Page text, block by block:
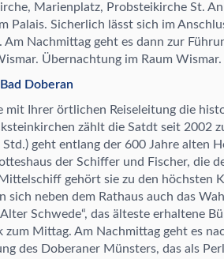
Marienplatz, Probsteikirche St.
Palais. Sicherlich l ässt sich im
Am Nachmittag geht es dann zur Fü
Übernachtung im Raum Wismar.
Doberan
mit Ihrer örtlichen Reiseleitung die
zählt die Satdt seit 2002
Std.) geht entlang der 600 Jahre alten
der Schiffer und Fischer, die
gehört sie zu den höchsten
sich neben dem Rathaus auch das
Schwede“, das ä lteste erhaltene Bü
zum Mittag. Am Nachmittag geht es
des Doberaner M ünsters, das als